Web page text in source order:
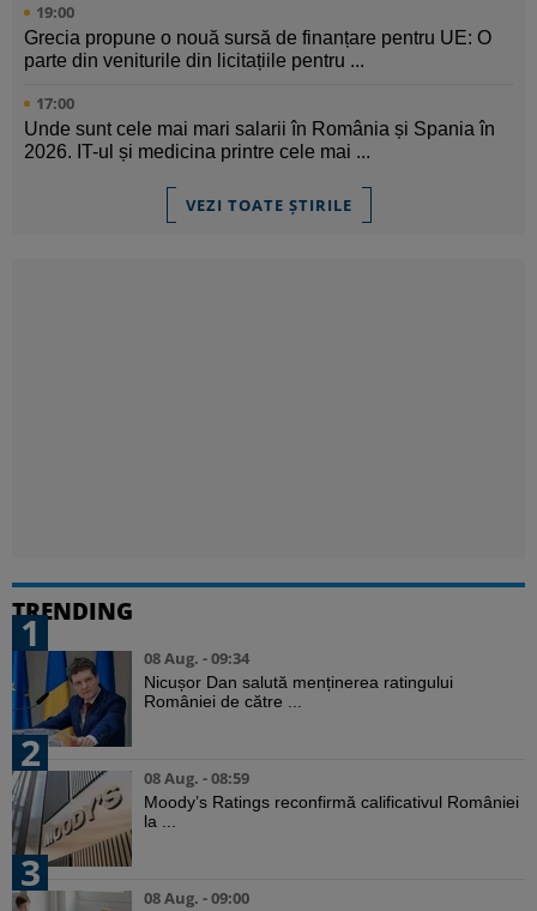
19:00
Grecia propune o nouă sursă de finanțare pentru UE: O
parte din veniturile din licitațiile pentru ...
17:00
Unde sunt cele mai mari salarii în România și Spania în
2026. IT-ul și medicina printre cele mai ...
VEZI TOATE ȘTIRILE
TRENDING
1
08 Aug. - 09:34
Nicușor Dan salută menținerea ratingului
României de către ...
2
08 Aug. - 08:59
Moody’s Ratings reconfirmă calificativul României
la ...
3
08 Aug. - 09:00